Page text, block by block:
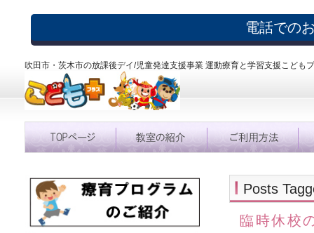
電話での
吹田市・茨木市の放課後デイ/児童発達支援事業 運動療育と学習支援こども
Posts
臨時休校